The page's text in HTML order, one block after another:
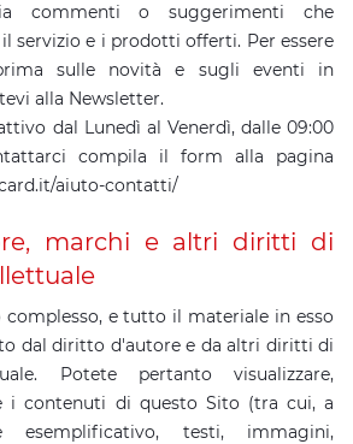
commenti o suggerimenti che
servizio e i prodotti offerti. Per essere
sulle novità e sugli eventi in
alla Newsletter.
dal Lunedì al Venerdì, dalle 09:00
compila il form alla pagina
aiuto-contatti/
marchi e altri diritti di
complesso, e tutto il materiale in esso
dal diritto d'autore e da altri diritti di
Potete pertanto visualizzare,
i contenuti di questo Sito (tra cui, a
esemplificativo, testi, immagini,